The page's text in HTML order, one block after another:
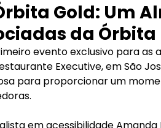
Gold: Um
da
evento exclusivo para as
Executive, em São
para proporcionar um